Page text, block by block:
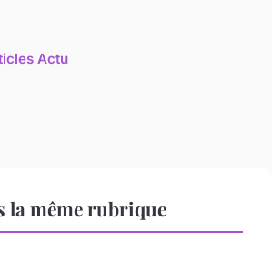
Actu
la même rubrique